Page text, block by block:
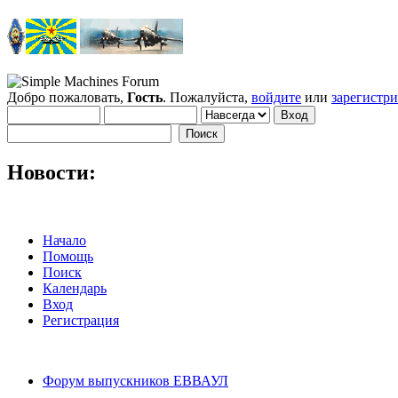
Добро пожаловать, Гость. Пожалуйста, войдите или
Новости:
Начало
Помощь
Поиск
Календарь
Вход
Регистрация
Форум выпускников ЕВВАУЛ